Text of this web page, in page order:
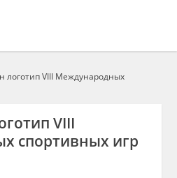
логотип VIII Международных
VIII
спортивных игр